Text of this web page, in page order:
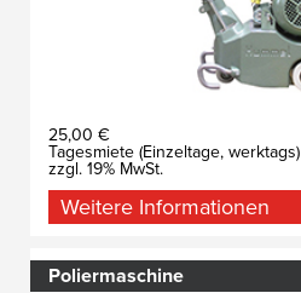
25,00 €
Tagesmiete (Einzeltage, werktags)
zzgl. 19% MwSt.
Weitere Informationen
Poliermaschine